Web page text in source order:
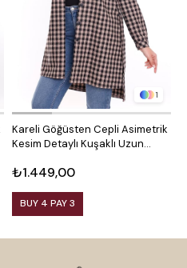
1
Kareli Göğüsten Cepli Asimetrik
Kesim Detaylı Kuşaklı Uzun
₺1.449,00
BUY 4 PAY 3